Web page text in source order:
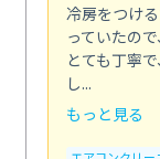
冷房をつけ
っていたの
とても丁寧
し...
もっと見る